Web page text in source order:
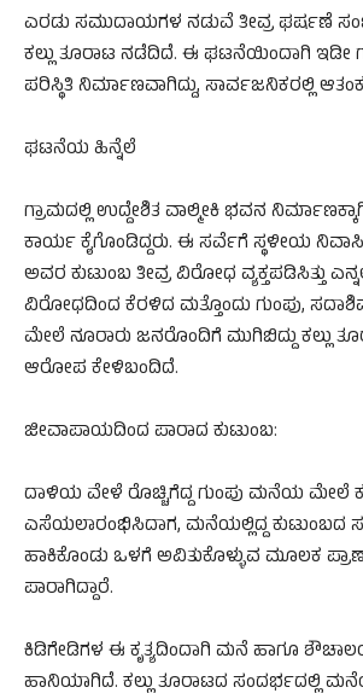
ಎರಡು ಸಮುದಾಯಗಳ ನಡುವೆ ತೀವ್ರ ಘರ್ಷಣೆ
ಕಲ್ಲು ತೂರಾಟ ನಡೆದಿದೆ. ಈ ಘಟನೆಯಿಂದಾಗಿ ಇಡೀ
ಪರಿಸ್ಥಿತಿ ನಿರ್ಮಾಣವಾಗಿದ್ದು, ಸಾರ್ವಜನಿಕರಲ್ಲಿ
ಘಟನೆಯ ಹಿನ್ನೆಲೆ
ಗ್ರಾಮದಲ್ಲಿ ಉದ್ದೇಶಿತ ವಾಲ್ಮೀಕಿ ಭವನ
ಕಾರ್ಯ ಕೈಗೊಂಡಿದ್ದರು. ಈ ಸರ್ವೆಗೆ ಸ್ಥಳೀಯ
ಅವರ ಕುಟುಂಬ ತೀವ್ರ ವಿರೋಧ ವ್ಯಕ್ತಪಡಿಸಿತ್ತು
ವಿರೋಧದಿಂದ ಕೆರಳಿದ ಮತ್ತೊಂದು ಗುಂಪು,
ಮೇಲೆ ನೂರಾರು ಜನರೊಂದಿಗೆ ಮುಗಿಬಿದ್ದು ಕಲ್ಲು
ಆರೋಪ ಕೇಳಿಬಂದಿದೆ.
ಜೀವಾಪಾಯದಿಂದ ಪಾರಾದ ಕುಟುಂಬ:
ದಾಳಿಯ ವೇಳೆ ರೊಚ್ಚಿಗೆದ್ದ ಗುಂಪು ಮನೆಯ ಮೇಲೆ
ಎಸೆಯಲಾರಂಭಿಸಿದಾಗ, ಮನೆಯಲ್ಲಿದ್ದ ಕುಟುಂಬದ
ಹಾಕಿಕೊಂಡು ಒಳಗೆ ಅವಿತುಕೊಳ್ಳುವ ಮೂಲಕ
ಪಾರಾಗಿದ್ದಾರೆ.
ಕಿಡಿಗೇಡಿಗಳ ಈ ಕೃತ್ಯದಿಂದಾಗಿ ಮನೆ ಹಾಗೂ
ಹಾನಿಯಾಗಿದೆ. ಕಲ್ಲು ತೂರಾಟದ ಸಂದರ್ಭದಲ್ಲಿ